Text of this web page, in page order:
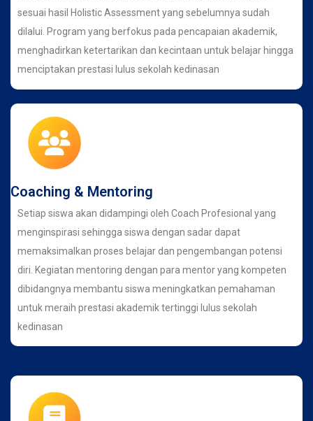
sesuai hasil Holistic Assessment yang sebelumnya sudah
dilalui. Program yang berfokus pada pencapaian akademik,
menghadirkan ketertarikan dan kecintaan untuk belajar hingga
menciptakan prestasi lulus sekolah kedinasan
Coaching & Mentoring
Setiap siswa akan didampingi oleh Coach Profesional yang
menginspirasi sehingga siswa dengan sadar dapat
memaksimalkan proses belajar dan pengembangan potensi
diri. Kegiatan mentoring dengan para mentor yang kompeten
dibidangnya membantu siswa meningkatkan pemahaman
untuk meraih prestasi akademik tertinggi lulus sekolah
kedinasan